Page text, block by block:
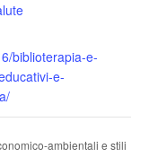
biblioterapia-e-
e-
ambientali e stili